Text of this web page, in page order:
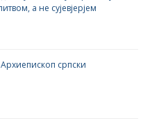
а не сујевјерјем
српски